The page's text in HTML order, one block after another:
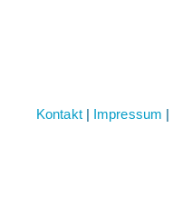
Kontakt| Impressum |